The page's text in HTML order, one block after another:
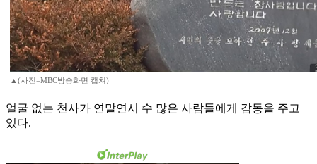
▲(사진=MBC방송화면 캡쳐)
얼굴 없는 천사가 연말연시 수 많은 사람들에게 감동을 주고
있다.